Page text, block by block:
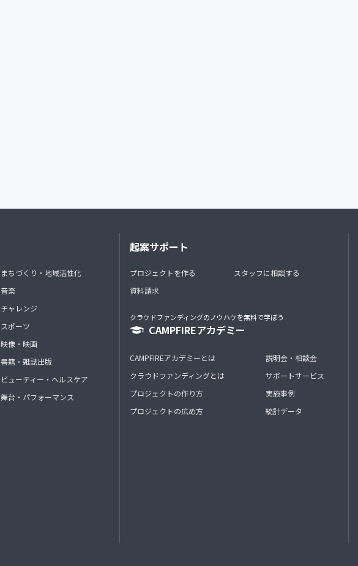
まちづくり・地域活性化
音楽
チャレンジ
スポーツ
映像・映画
書籍・雑誌出版
ビューティー・ヘルスケア
舞台・パフォーマンス
起案サポート
プロジェクトを作る
資料請求
スタッフに相談する
クラウドファンディングのノウハウを無料で学ぼう
CAMPFIREアカデミー
CAMPFIREアカデミーとは
クラウドファンディングとは
プロジェクトの作り方
プロジェクトの広め方
説明会・相談会
サポートサービス
実施事例
統計データ